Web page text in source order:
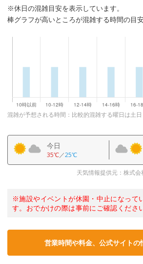
※休日の混雑目安を表示しています。
棒グラフが高いところが混雑する時間の目安
混雑が予想される時間：比較的混雑する曜日は土日
今日
35℃／25℃
天気情報提供元：株式
※施設やイベントが休園・中止になって
す。おでかけの際は事前にご確認ください
営業時間や料金、公式サイトの